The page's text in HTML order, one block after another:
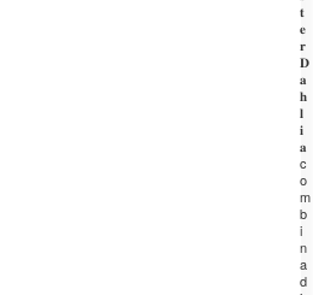
𝐭
𝐞
𝐫
𝐃
𝐚
𝐡
𝐥
𝐢
𝐚
c
o
m
b
i
n
a
d